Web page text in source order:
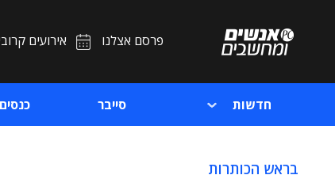
פרסם אצלנו אירועים
חדשות סייבר
בראש הכותרות